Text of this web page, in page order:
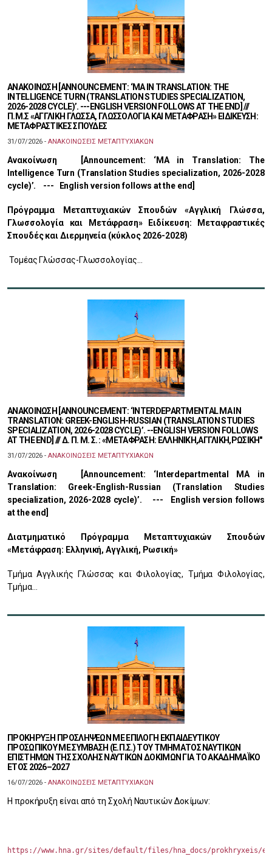
ΑΝΑΚΟΙΝΩΣΗ [ANNOUNCEMENT: ‘MA IN TRANSLATION: THE
INTELLIGENCE TURN (TRANSLATION STUDIES SPECIALIZATION,
2026-2028 CYCLE)’. ---ENGLISH VERSION FOLLOWS AT THE END] ///
Π.Μ.Σ «ΑΓΓΛΙΚΗ ΓΛΩΣΣΑ, ΓΛΩΣΣΟΛΟΓΙΑ ΚΑΙ ΜΕΤΑΦΡΑΣΗ» ΕΙΔΙΚΕΥΣΗ:
ΜΕΤΑΦΡΑΣΤΙΚΕΣ ΣΠΟΥΔΕΣ
31/07/2026 - ΑΝΑΚΟΙΝΩΣΕΙΣ ΜΕΤΑΠΤΥΧΙΑΚΩΝ
Ανακοίνωση [Announcement: ‘MA in Translation: The
Intelligence Turn (Translation Studies specialization, 2026-2028
cycle)’. --- English version follows at the end]
Πρόγραμμα Μεταπτυχιακών Σπουδών «Αγγλική Γλώσσα,
Γλωσσολογία και Μετάφραση» Ειδίκευση: Μεταφραστικές
Σπουδές και Διερμηνεία (κύκλος 2026-2028)
Τομέας Γλώσσας-Γλωσσολογίας…
ΑΝΑΚΟΙΝΩΣΗ [ANNOUNCEMENT: ‘INTERDEPARTMENTAL MA IN
TRANSLATION: GREEK-ENGLISH-RUSSIAN (TRANSLATION STUDIES
SPECIALIZATION, 2026-2028 CYCLE)’. --ENGLISH VERSION FOLLOWS
AT THE END] /// Δ. Π. Μ. Σ. : «ΜΕΤΑΦΡΑΣΗ: ΕΛΛΗΝΙΚΗ,ΑΓΓΛΙΚΗ,ΡΩΣΙΚΗ"
31/07/2026 - ΑΝΑΚΟΙΝΩΣΕΙΣ ΜΕΤΑΠΤΥΧΙΑΚΩΝ
Ανακοίνωση [Announcement: ‘Interdepartmental MA in
Translation: Greek-English-Russian (Translation Studies
specialization, 2026-2028 cycle)’. --- English version follows
at the end]
Διατμηματικό Πρόγραμμα Μεταπτυχιακών Σπουδών
«Μετάφραση: Ελληνική, Αγγλική, Ρωσική»
Τμήμα Αγγλικής Γλώσσας και Φιλολογίας, Τμήμα Φιλολογίας,
Τμήμα…
ΠΡΟΚΗΡΥΞΗ ΠΡΟΣΛΗΨΕΩΝ ΜΕ ΕΠΙΛΟΓΗ ΕΚΠΑΙΔΕΥΤΙΚΟΥ
ΠΡΟΣΩΠΙΚΟΥ ΜΕ ΣΥΜΒΑΣΗ (Ε.Π.Σ.) ΤΟΥ ΤΜΗΜΑΤΟΣ ΝΑΥΤΙΚΩΝ
ΕΠΙΣΤΗΜΩΝ ΤΗΣ ΣΧΟΛΗΣ ΝΑΥΤΙΚΩΝ ΔΟΚΙΜΩΝ ΓΙΑ ΤΟ ΑΚΑΔΗΜΑΪΚΟ
ΕΤΟΣ 2026–2027
16/07/2026 - ΑΝΑΚΟΙΝΩΣΕΙΣ ΜΕΤΑΠΤΥΧΙΑΚΩΝ
Η προκήρυξη είναι από τη Σχολή Ναυτικών Δοκίμων:
https://www.hna.gr/sites/default/files/hna_docs/prokhryxeis/